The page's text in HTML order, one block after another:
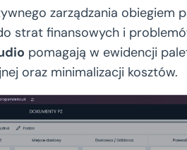
zarządzania obiegiem
strat finansowych i
pomagają w ewidencji
oraz minimalizacji kosztów.